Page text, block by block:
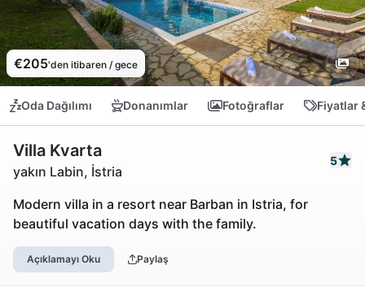
€205'den itibaren / gece
Oda Dağılımı Donanımlar Fotoğraflar Fiyatlar
Villa Kvarta
yakın Labin, İstria
5
Modern villa in a resort near Barban in Istria, for
beautiful vacation days with the family.
Açıklamayı Oku Paylaş